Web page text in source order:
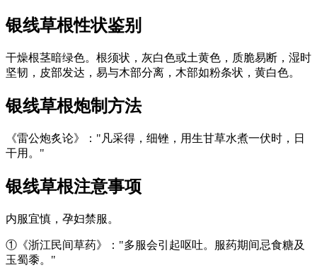
银线草根性状鉴别
干燥根茎暗绿色。根须状，灰白色或土黄色，质脆易断，湿时
坚韧，皮部发达，易与木部分离，木部如粉条状，黄白色。
银线草根炮制方法
《雷公炮炙论》："凡采得，细锉，用生甘草水煮一伏时，日
干用。"
银线草根注意事项
内服宜慎，孕妇禁服。
①《浙江民间草药》："多服会引起呕吐。服药期间忌食糖及
玉蜀黍。"